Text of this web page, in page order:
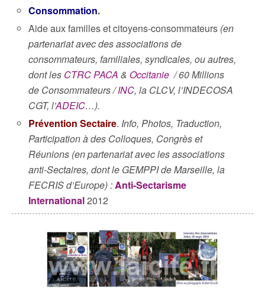
Consommation.
Aide aux familles et citoyens-consommateurs (en
partenariat avec des associations de
consommateurs, familiales, syndicales, ou autres,
dont les CTRC PACA & Occitanie / 60 Millions
de Consommateurs /INC, la CLCV, l’INDECOSA
CGT, l’ADEIC…).
Prévention Sectaire. Info, Photos, Traduction,
Participation à des Colloques, Congrès et
Réunions (en partenariat avec les associations
anti-Sectaires, dont le GEMPPI de Marseille, la
FECRIS d’Europe) :Anti-Sectarisme
International2012